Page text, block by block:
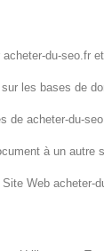
du-seo.fr
les bases de
de acheter-du-
à un autre
Web acheter-